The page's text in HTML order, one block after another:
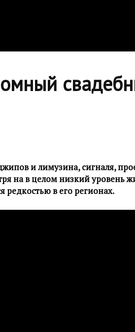
и лимузина, сигналя,
на в целом низкий уровень
редкостью в его регионах.